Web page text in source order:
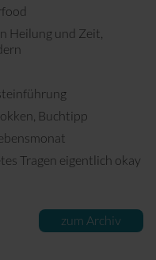
Heilung und Zeit,
Buchtipp
Tragen eigentlich okay
zum Archiv